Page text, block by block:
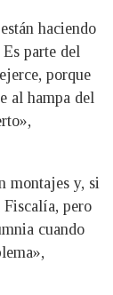
haciendo
parte del
porque
al hampa del
montajes y, si
Fiscalía, pero
cuando